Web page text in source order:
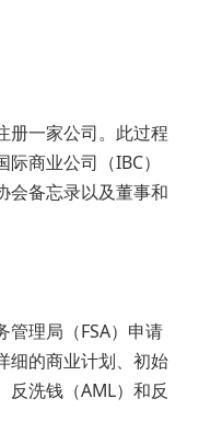
册一家公司。此过程
商业公司（IBC）
会备忘录以及董事和
管理局（FSA）申请
细的商业计划、初始
反洗钱（AML）和反